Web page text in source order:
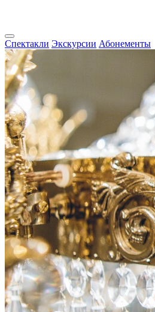
Спектакли Экскурсии Абонементы